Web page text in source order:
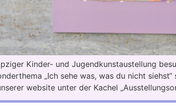
Kinder- und Jugendkunstaustellung
„Ich sehe was, was du nicht
website unter der Kachel